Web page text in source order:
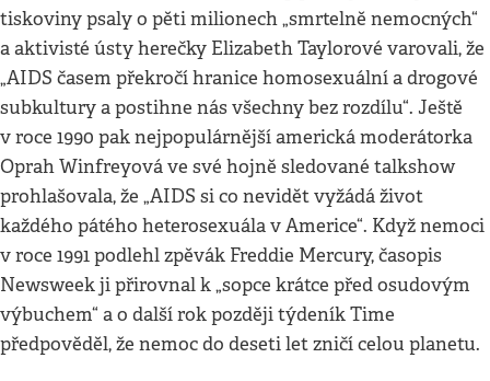
tiskoviny psaly o pěti milionech „smrtelně nemocných“
a aktivisté ústy herečky Elizabeth Taylorové varovali, že
„AIDS časem překročí hranice homosexuální a drogové
subkultury a postihne nás všechny bez rozdílu“. Ještě
v roce 1990 pak nejpopulárnější americká moderátorka
Oprah Winfreyová ve své hojně sledované talkshow
prohlašovala, že „AIDS si co nevidět vyžádá život
každého pátého heterosexuála v Americe“. Když nemoci
v roce 1991 podlehl zpěvák Freddie Mercury, časopis
Newsweek ji přirovnal k „sopce krátce před osudovým
výbuchem“ a o další rok později týdeník Time
předpověděl, že nemoc do deseti let zničí celou planetu.